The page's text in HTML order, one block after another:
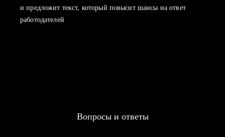
и предложит текст, который повысит шансы на ответ
работодателей
Вопросы и ответы